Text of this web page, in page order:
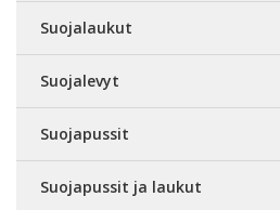
Suojalaukut
Suojalevyt
Suojapussit
Suojapussit ja laukut